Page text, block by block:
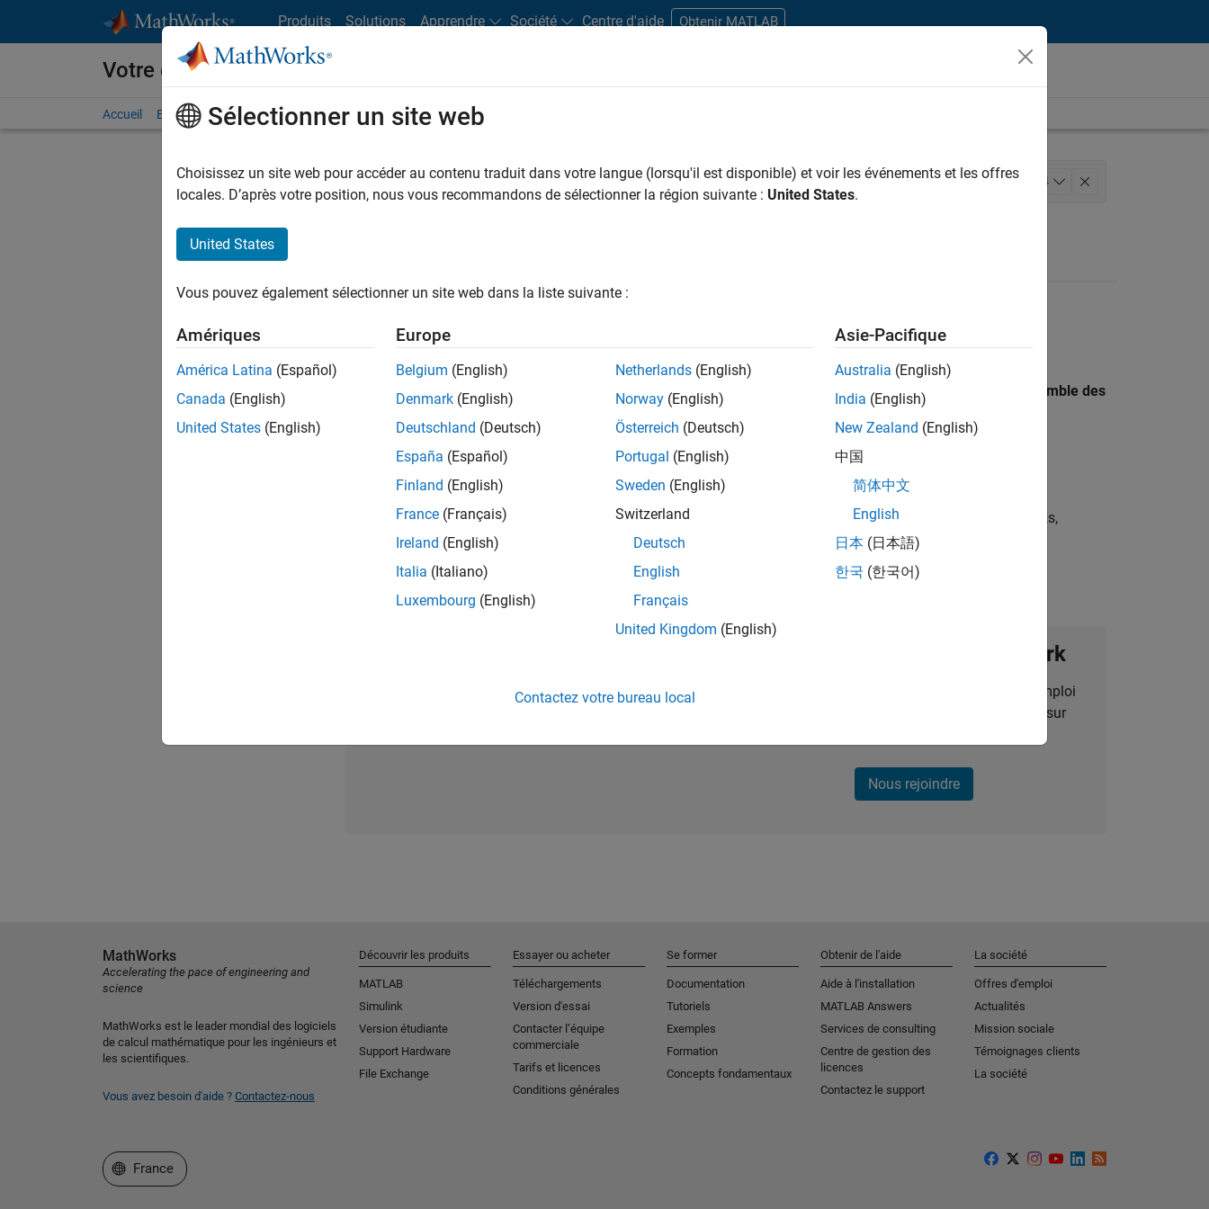
Produits Solutions Apprendre Société Centre d'aide Obtenir MATLAB
Votre carrière chez MathWorks
Accueil Explorer nos opportunités Adresses de nos bureaux Étudiants et carrières
FILTRER PAR Infrastructure et architecture Développement de produits Gestion des programmes 4
Les descriptions de poste n’ont pas toutes été traduites. Effectuez une recherche par lieu pour trouver l’ensemble des
opportunités de votre région.
Senior Software Quality Engineer
Senior Software Quality Engineer
FR-Meudon| Ingénierie de la qualité | Expérimenté(e)
Leverage your C/C++ development skills to design and develop test strategies, scalable test frameworks,
automated test suites, Hands-on testing for Polyspace.
Rejoignez notre Talent Network
Recevez des alertes pour des opportunités d'emploi
personnalisées, des articles et des actualités sur
Nous rejoindre
Sélectionner un site web
Choisissez un site web pour accéder au contenu traduit dans votre langue (lorsqu'il est disponible) et voir les événements et les offres
locales. D’après votre position, nous vous recommandons de sélectionner la région suivante : United States.
United States
Vous pouvez également sélectionner un site web dans la liste suivante :
Amériques
América Latina (Español)
Canada (English)
United States (English)
Europe
Belgium (English)
Denmark (English)
Deutschland (Deutsch)
España (Español)
Finland (English)
France (Français)
Ireland (English)
Italia (Italiano)
Luxembourg (English)
Netherlands (English)
Norway (English)
Österreich (Deutsch)
Portugal (English)
Sweden (English)
Switzerland
Deutsch
English
Français
United Kingdom (English)
Asie-Pacifique
Australia (English)
India (English)
New Zealand (English)
中国
简体中文
English
日本 (日本語)
한국 (한국어)
Contactez votre bureau local
MathWorks
Accelerating the pace of engineering and
science
MathWorks est le leader mondial des logiciels
de calcul mathématique pour les ingénieurs et
les scientifiques.
Vous avez besoin d'aide ? Contactez-nous
Découvrir les produits
MATLAB
Simulink
Version étudiante
Support Hardware
File Exchange
Essayer ou acheter
Téléchargements
Version d'essai
Contacter l’équipe
commerciale
Tarifs et licences
Conditions générales
Se former
Documentation
Tutoriels
Exemples
Formation
Concepts fondamentaux
Obtenir de l'aide
Aide à l'installation
MATLAB Answers
Services de consulting
Centre de gestion des
licences
Contactez le support
La société
Offres d'emploi
Actualités
Mission sociale
Témoignages clients
La société
Sélectionner un site web
France